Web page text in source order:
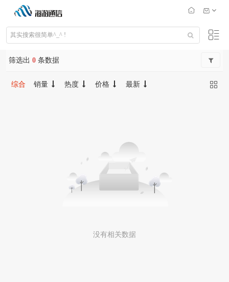
筛选出 0 条数据
综合 销量 热度 价格 最新
没有相关数据